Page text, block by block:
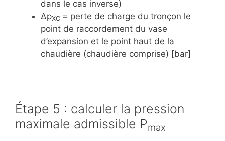
dans le cas inverse)
ΔpXC = perte de charge du tronçon le
point de raccordement du vase
d’expansion et le point haut de la
chaudière (chaudière comprise) [bar]
Étape 5 : calculer la pression
maximale admissible Pmax